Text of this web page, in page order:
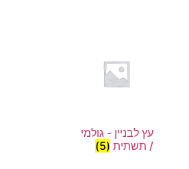
עץ לבניין - גולמי
/ תשתית (5)